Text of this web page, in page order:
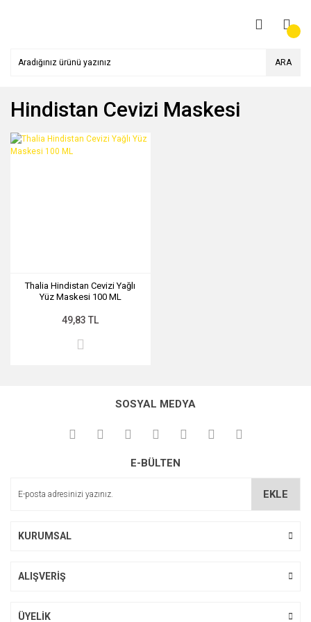
ARA
Hindistan Cevizi Maskesi
Thalia Hindistan Cevizi Yağlı
Yüz Maskesi 100 ML
49,83 TL
SOSYAL MEDYA
E-BÜLTEN
EKLE
KURUMSAL
ALIŞVERİŞ
ÜYELİK